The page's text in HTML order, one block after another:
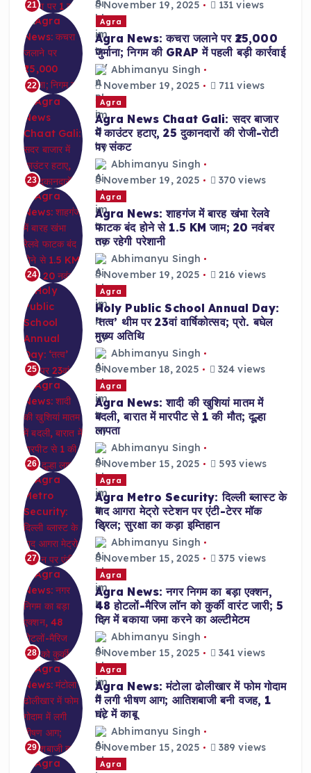
21 November 19, 2025 131 views
22
Agra
Agra News: कचरा जलाने पर ₹25,000
जुर्माना; निगम की GRAP में पहली बड़ी कार्रवाई
Abhimanyu Singh
November 19, 2025
711 views
23
Agra
Agra News Chaat Gali: सदर बाजार
में काउंटर हटाए, 25 दुकानदारों की रोजी-रोटी
पर संकट
Abhimanyu Singh
November 19, 2025
370 views
24
Agra
Agra News: शाहगंज में बारह खंभा रेलवे
फाटक बंद होने से 1.5 KM जाम; 20 नवंबर
तक रहेगी परेशानी
Abhimanyu Singh
November 19, 2025
216 views
25
Agra
Holy Public School Annual Day:
‘तत्व’ थीम पर 23वां वार्षिकोत्सव; प्रो. बघेल
मुख्य अतिथि
Abhimanyu Singh
November 18, 2025
324 views
26
Agra
Agra News: शादी की खुशियां मातम में
बदली, बारात में मारपीट से 1 की मौत; दूल्हा
लापता
Abhimanyu Singh
November 15, 2025
593 views
27
Agra
Agra Metro Security: दिल्ली ब्लास्ट के
बाद आगरा मेट्रो स्टेशन पर एंटी-टेरर मॉक
ड्रिल; सुरक्षा का कड़ा इम्तिहान
Abhimanyu Singh
November 15, 2025
375 views
28
Agra
Agra News: नगर निगम का बड़ा एक्शन,
48 होटलों-मैरिज लॉन को कुर्की वारंट जारी; 5
दिन में बकाया जमा करने का अल्टीमेटम
Abhimanyu Singh
November 15, 2025
341 views
29
Agra
Agra News: मंटोला ढोलीखार में फोम गोदाम
में लगी भीषण आग; आतिशबाजी बनी वजह, 1
घंटे में काबू
Abhimanyu Singh
November 15, 2025
389 views
Agra